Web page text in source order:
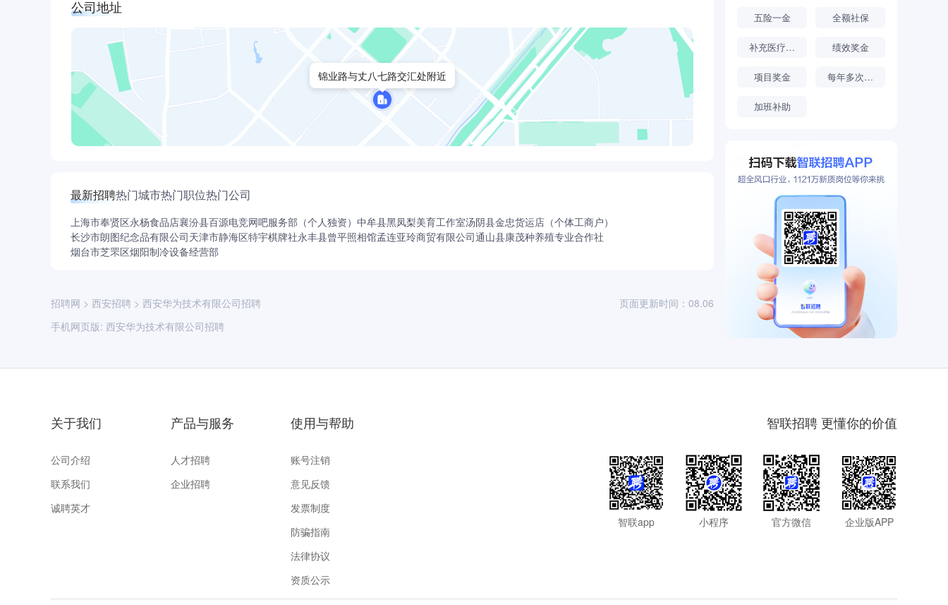
公司地址
锦业路与丈八七路交汇处附近
最新招聘热门城市热门职位热门公司
上海市奉贤区永杨食品店襄汾县百源电竞网吧服务部（个人独资） 中牟县黑凤梨美育工作室汤阴县金忠货运店（个体工商户）
长沙市朗图纪念品有限公司天津市静海区特宇棋牌社永丰县曾平照相馆孟连亚玲商贸有限公司通山县康茂种养殖专业合作社
烟台市芝罘区烟阳制冷设备经营部
招聘网 > 西安招聘 > 西安华为技术有限公司招聘
手机网页版: 西安华为技术有限公司招聘
页面更新时间：08.06
五险一金 全额社保
补充医疗保险 绩效奖金
项目奖金 每年多次调薪
加班补助
关于我们
公司介绍
联系我们
诚聘英才
产品与服务
人才招聘
企业招聘
使用与帮助
账号注销
意见反馈
发票制度
防骗指南
法律协议
资质公示
智联招聘 更懂你的价值
智联app 小程序 官方微信 企业版APP